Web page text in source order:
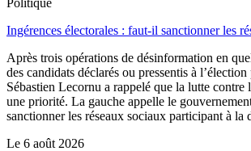
Ingérences électorales : faut-il sanctionner les
Après trois opérations de désinformation en
des candidats déclarés ou pressentis à
Sébastien Lecornu a rappelé que la lutte contre
une priorité. La gauche appelle le
sanctionner les réseaux sociaux participant à la
Le 6 août 2026